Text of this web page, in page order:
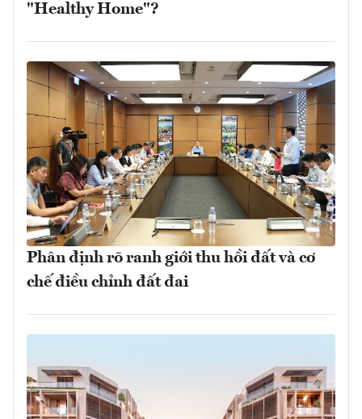
"Healthy Home"?
Phân định rõ ranh giới thu hồi đất và cơ
chế điều chỉnh đất đai